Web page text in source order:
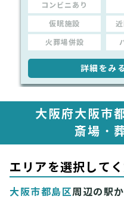
コンビニあり
仮眠施設
火葬場併設
詳細をみる
大阪府大阪市
斎場・
エリアを選択して
大阪市都島区周辺の駅